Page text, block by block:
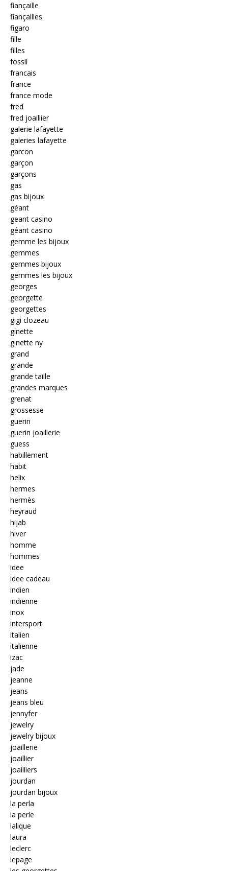
fiançaille
fiançailles
figaro
fille
filles
fossil
francais
france
france mode
fred
fred joaillier
galerie lafayette
galeries lafayette
garcon
garçon
garçons
gas
gas bijoux
géant
geant casino
géant casino
gemme les bijoux
gemmes
gemmes bijoux
gemmes les bijoux
georges
georgette
georgettes
gigi clozeau
ginette
ginette ny
grand
grande
grande taille
grandes marques
grenat
grossesse
guerin
guerin joaillerie
guess
habillement
habit
helix
hermes
hermès
heyraud
hijab
hiver
homme
hommes
idee
idee cadeau
indien
indienne
inox
intersport
italien
italienne
izac
jade
jeanne
jeans
jeans bleu
jennyfer
jewelry
jewelry bijoux
joaillerie
joaillier
joailliers
jourdan
jourdan bijoux
la perla
la perle
lalique
laura
leclerc
lepage